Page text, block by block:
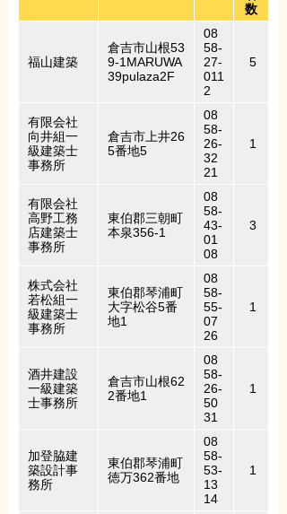
数
福山建築
倉吉市山根53
9-1MARUWA
39pulaza2F
08
58-
27-
011
2
5
有限会社
向井組一
級建築士
事務所
倉吉市上井26
5番地5
08
58-
26-
32
21
1
有限会社
高野工務
店建築士
事務所
東伯郡三朝町
本泉356-1
08
58-
43-
01
08
3
株式会社
若松組一
級建築士
事務所
東伯郡琴浦町
大字松谷5番
地1
08
58-
55-
07
26
1
酒井建設
一級建築
士事務所
倉吉市山根62
2番地1
08
58-
26-
50
31
1
加登脇建
築設計事
務所
東伯郡琴浦町
徳万362番地
08
58-
53-
13
14
1